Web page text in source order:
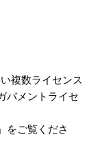
複数ライセンス
バメントライセ
」をご覧くださ